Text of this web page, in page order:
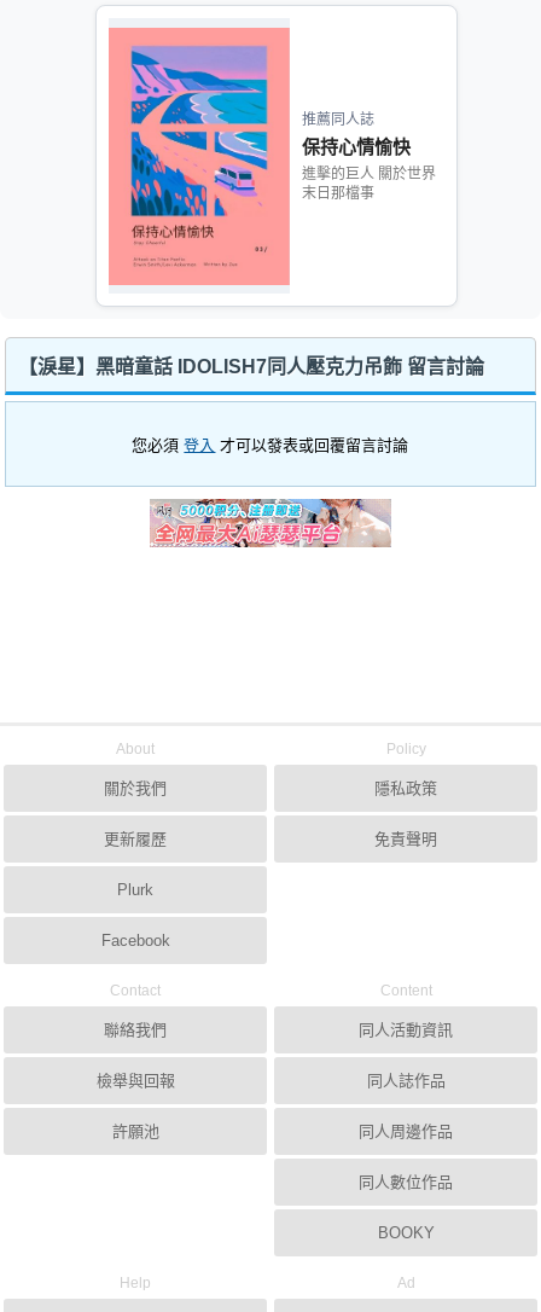
推薦同人誌
保持心情愉快
進擊的巨人 關於世界
末日那檔事
【淚星】黑暗童話 IDOLISH7同人壓克力吊飾 留言討論
您必須登入 才可以發表或回覆留言討論
About
關於我們
更新履歷
Plurk
Facebook
Policy
隱私政策
免責聲明
Contact
聯絡我們
檢舉與回報
許願池
Content
同人活動資訊
同人誌作品
同人周邊作品
同人數位作品
BOOKY
Help Ad